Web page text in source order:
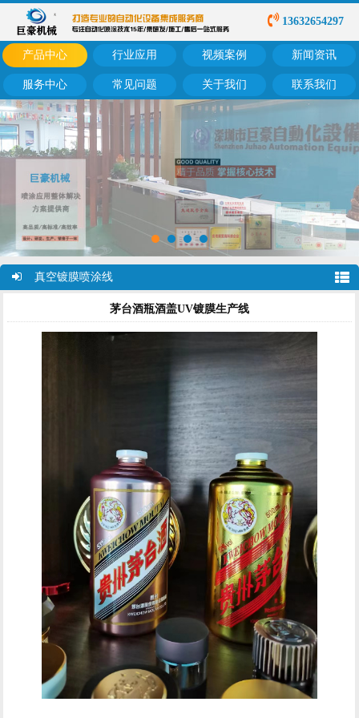
13632654297
产品中心 行业应用 视频案例 新闻资讯
服务中心 常见问题 关于我们 联系我们
真空镀膜喷涂线
茅台酒瓶酒盖UV镀膜生产线